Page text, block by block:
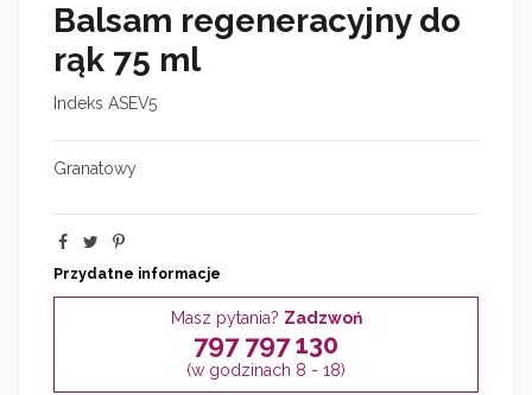
Balsam regeneracyjny do
rąk 75 ml
Indeks ASEV5
Granatowy
Przydatne informacje
Masz pytania? Zadzwoń
797 797 130
(w godzinach 8 - 18)